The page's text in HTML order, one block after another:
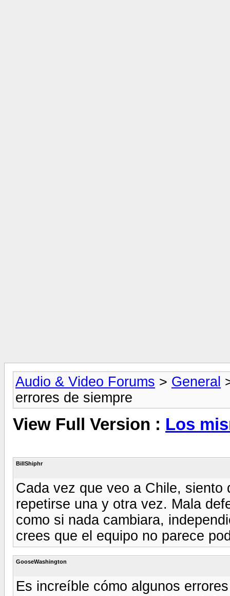
Audio & Video Forums > General
errores de siempre
View Full Version : Los
BillShiphr
Cada vez que veo a Chile,
repetirse una y otra vez. Mala
como si nada cambiara,
crees que el equipo no parece
GooseWashington
Es increíble cómo algunos